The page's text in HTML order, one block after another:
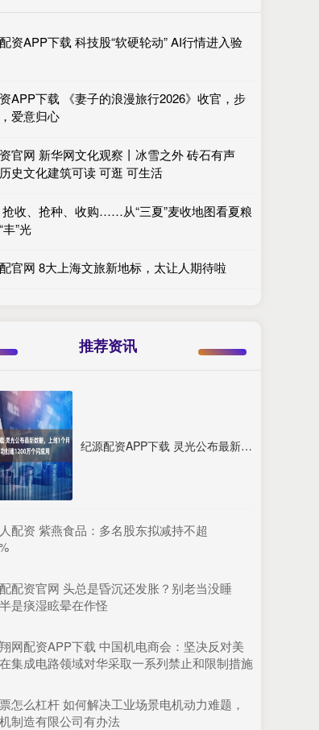
资APP下载 科技股“软硬轮动” AI行情进入验
APP下载 《妻子的浪漫旅行2026》收官，步
爱意归心
官网 新华网文化观察丨冰雪之外 砖石有声
文化建筑可读 可逛 可生活
收、抢种、收购……从“三夏”麦收地图看夏粮
”光
官网 8大上海文旅新地标，太让人期待啦
推荐资讯
纪源配资APP下载 灵光公布最新数据，上线1个月用户成功创建1200万个闪应用
配资 紫燕食品：多名股东拟减持不超
配资官网 头总是昏沉还发胀？别老当没睡
是痰湿眩晕在作怪
网配资APP下载 中国机电商会：坚决反对美
集成电路领域对华采取一系列禁止和限制措施
怎么杠杆 如何解决工业场景电机动力难题，
制造有限公司有办法